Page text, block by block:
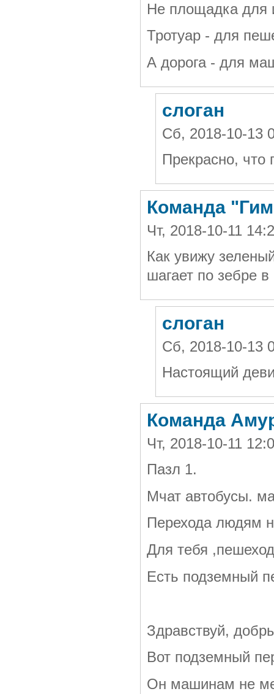
Не площадка для
Тротуар - для
А дорога - для
слоган
Сб, 2018-10-13
Прекрасно, что
Команда
Чт, 2018-10-11
Как увижу
шагает по зебре
слоган
Сб, 2018-10-13
Настоящий
Команда
Чт, 2018-10-11
Пазл 1.
Мчат автобусы.
Перехода людям
Для тебя
Есть подземный
Здравствуй,
Вот подземный
Он машинам не